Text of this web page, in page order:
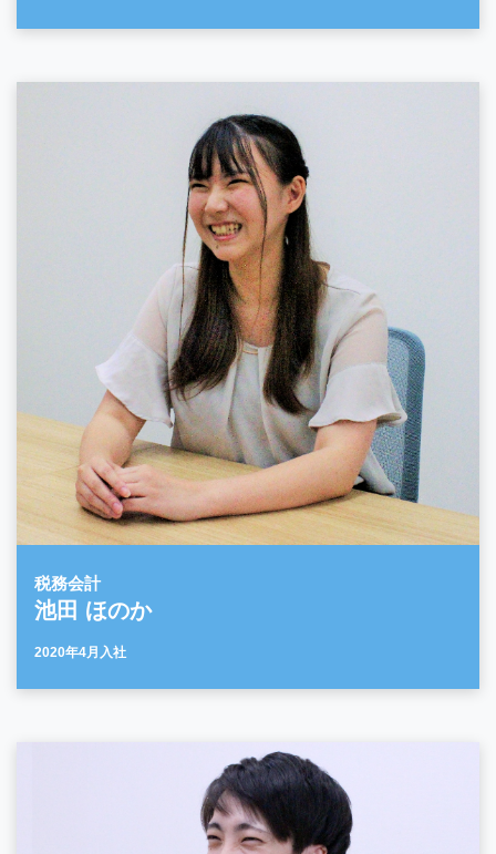
税務会計
池田 ほのか
2020年4月入社